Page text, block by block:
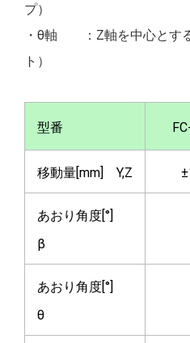
プ）
・θ軸 ：Z軸を中心とす
ト）
型番
移動量[mm] Y,Z
あおり角度[°]
β
あおり角度[°]
θ